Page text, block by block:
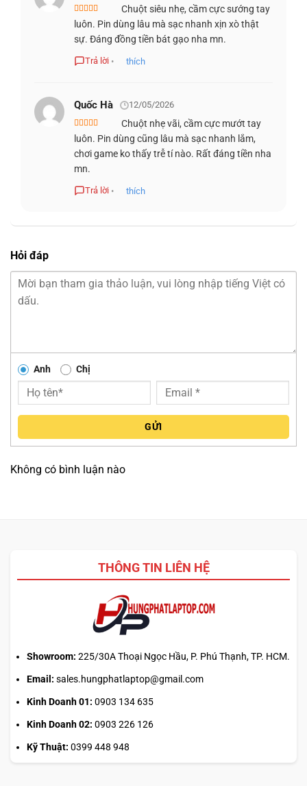
Tuổi thọ click:70 triệu lần
Keyplates:
Từ tính + Switch quang học
Công nghệ:Pin Polymer Li-ion
Sạc nhanh:
PHẦN MỀM / OS
Hệ điều hành:Windows 10 trở lên
Chức năng:
cập nhật firmware
HƯỚNG DẪN SỬ DỤNG ALIENWARE PRO
1. KẾT NỐI CHUỘT VỚI THIẾT BỊ
Chế độ không dây:Cắm đầu thu 2.4GHz vào máy và
Dùng phần mềm Alienware Command Center để thay đổi
nhanh DPI, thiết lập polling rate và lưu lại cấu hình riêng
3. GÁN NÚT VÀ MACRO LINH HOẠT
Lập trình 6 nút bấm cho các lệnh in-game, macro tổ hợp
4. QUẢN LÝ PIN VÀ SẠC NHANH
Thời lượng pin dài cho phép bạn tập trung thi đấu. Khi pin
yếu, chỉ cần 5 phút sạc là có thể chơi tiếp 6 giờ.
Được xếp
hạng5 5 sao
Chuột siêu nhẹ, cầm cực sướng tay
luôn. Pin dùng lâu mà sạc nhanh xịn xò thật
sự. Đáng đồng tiền bát gạo nha mn.
Trả lời • thích
Quốc Hà 12/05/2026
Được xếp
hạng5 5 sao
Chuột nhẹ vãi, cầm cực mướt tay
luôn. Pin dùng cũng lâu mà sạc nhanh lắm,
chơi game ko thấy trễ tí nào. Rất đáng tiền nha
mn.
Trả lời • thích
Hỏi đáp
Anh Chị
GỬI
Không có bình luận nào
THÔNG TIN LIÊN HỆ
Showroom: 225/30A Thoại Ngọc Hầu, P. Phú Thạnh, TP. HCM.
Email: sales.hungphatlaptop@gmail.com
Kinh Doanh 01: 0903 134 635
Kinh Doanh 02: 0903 226 126
Kỹ Thuật: 0399 448 948